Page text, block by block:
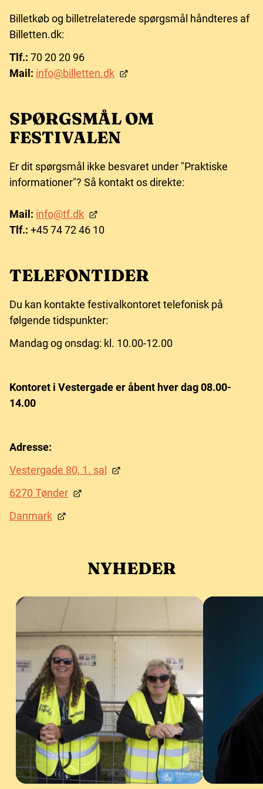
Billetkøb og billetrelaterede spørgsmål håndteres af
Billetten.dk:
Tlf.: 70 20 20 96
Mail: info@billetten.dk
SPØRGSMÅL OM
FESTIVALEN
Er dit spørgsmål ikke besvaret under "Praktiske
informationer"? Så kontakt os direkte:
Mail: info@tf.dk
Tlf.: +45 74 72 46 10
TELEFONTIDER
Du kan kontakte festivalkontoret telefonisk på
følgende tidspunkter:
Mandag og onsdag: kl. 10.00-12.00
Kontoret i Vestergade er åbent hver dag 08.00-
14.00
Adresse:
Vestergade 80, 1. sal
6270 Tønder
Danmark
NYHEDER